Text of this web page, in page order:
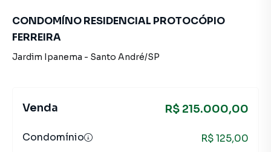
CONDOMÍNO RESIDENCIAL PROTOCÓPIO
FERREIRA
Jardim Ipanema - Santo André/SP
Venda R$ 215.000,00
Condomínio
R$ 125,00